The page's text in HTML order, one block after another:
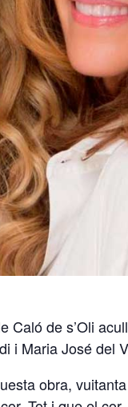
Caló de s’Oli
i Maria José del
obra,